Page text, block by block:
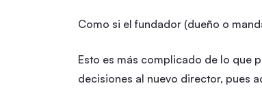
Como si el fundador (dueño o
Esto es más complicado de lo que
decisiones al nuevo director, pues